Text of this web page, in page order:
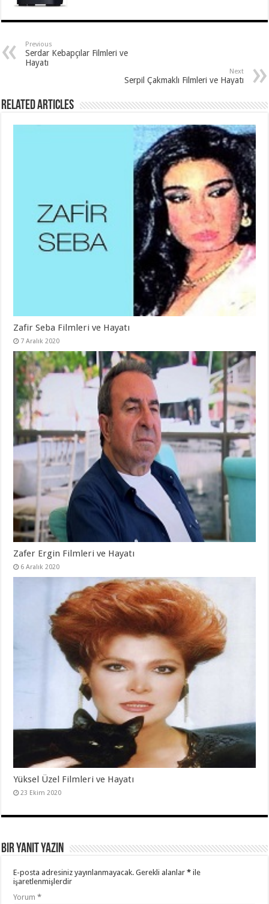
Previous
Serdar Kebapçılar Filmleri ve
Hayatı
Next
Serpil Çakmaklı Filmleri ve Hayatı
Related Articles
Zafir Seba Filmleri ve Hayatı
7 Aralık 2020
Zafer Ergin Filmleri ve Hayatı
6 Aralık 2020
Yüksel Üzel Filmleri ve Hayatı
23 Ekim 2020
Bir yanıt yazın
E-posta adresiniz yayınlanmayacak. Gerekli alanlar* ile
işaretlenmişlerdir
Yorum*